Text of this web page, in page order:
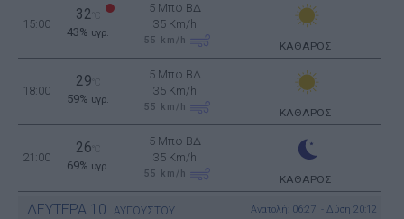
15:00
32
43% υγρ.
5 Μπφ ΒΔ
35 Km/h
55 km/h ΚΑΘΑΡΟΣ
18:00
29
59% υγρ.
5 Μπφ ΒΔ
35 Km/h
55 km/h ΚΑΘΑΡΟΣ
21:00
26
69% υγρ.
5 Μπφ ΒΔ
35 Km/h
55 km/h ΚΑΘΑΡΟΣ
ΔΕΥΤΕΡΑ 10 ΑΥΓΟΥΣΤΟΥ Ανατολή: 06:27 - Δύση 20:12